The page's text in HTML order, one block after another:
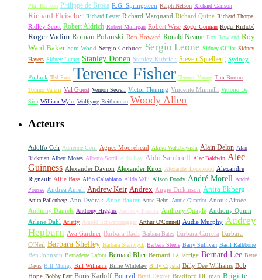
Phil Karlson Philippe de Broca R.G. Springsteen Ralph Nelson Richard Carlson
Richard Fleischer Richard Lester Richard Marquand Richard Quine Richard Thorpe
Ridley Scott Robert Aldrich Robert Mulligan Robert Wise Roger Corman Roger Richebé
Roger Vadim Roman Polanski Ron Howard Ronald Neame Roy Rowland Roy
Ward Baker Sam Wood Sergio Corbucci Sergio Leone Sidney Gilliat Sidney
Hayers Sidney Lumet Stanley Donen Stanley Kubrick Steven Spielberg Sydney
Pollack Ted Post Terence Fisher Terence Young Tim Burton
Tonino Valerii Val Guest Vernon Sewell Victor Fleming Vincente Minnelli Vittorio De
Sica William Wyler Wolfgang Reitherman Woody Allen
Acteurs
Adolfo Celi Adrienne Corri Agnes Moorehead Akiko Wakabayashi Alain Delon Alan
Rickman Albert Moses Alberto Sordi Aldo Ray Aldo Sambrell Alec Baldwin Alec
Guinness Alexander Davion Alexander Knox Alexander Lockwood Alexandre
Rignault Alfie Bass Alfio Caltabiano Alida Valli Alison Doody André Morell André
Pousse Andrea Aureli Andrew Keir Andrex Angie Dickinson Anita Ekberg
Anita Pallenberg Ann Dvorak Anne Baxter Anne Helm Annie Girardot Anouk Aimée
Anthony Daniels Anthony Higgins Anthony Perkins Anthony Quayle Anthony Quinn
Arlene Dahl Arletty Arnold Schwarzenegger Arthur O'Connell Audie Murphy Audrey
Hepburn Ava Gardner Barbara Bach Barbara Bates Barbara Carrera Barbara
O'Neil Barbara Shelley Barbara Stanwyck Barbara Steele Barry Sullivan Basil Rathbone
Ben Johnson Bernadette Lafont Bernard Blier Bernard La Jarrige Bernard Lee Bette
Davis Bill Murray Bill Williams Billie Whitelaw Billy Crystal Billy Dee Williams Bob
Hope Bobby Parr Boris Karloff Bourvil Brad Dexter Bradford Dillman Brigitte